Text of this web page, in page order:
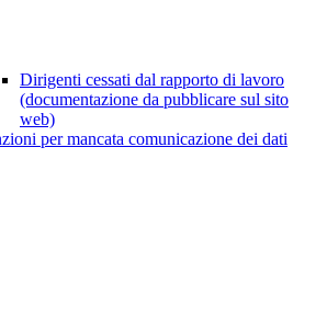
Dirigenti cessati dal rapporto di lavoro
(documentazione da pubblicare sul sito
web)
per mancata comunicazione dei dati